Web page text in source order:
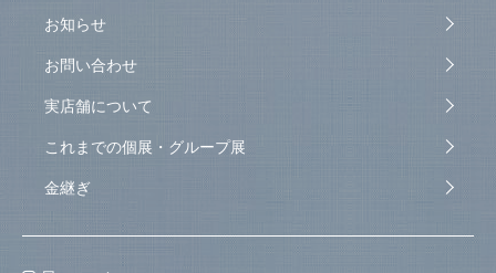
お知らせ
お問い合わせ
実店舗について
これまでの個展・グループ展
金継ぎ